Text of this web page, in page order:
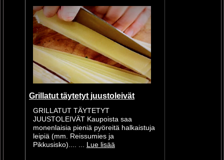
Grillatut täytetyt juustoleivät
GRILLATUT TÄYTETYT
JUUSTOLEIVÄT Kaupoista saa
monenlaisia pieniä pyöreitä halkaistuja
leipiä (mm. Reissumies ja
Pikkusisko).... ... Lue lisää